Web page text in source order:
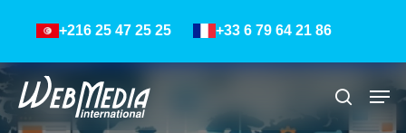
content
+216 25 47 25 25 +33 6 79 64 21 86